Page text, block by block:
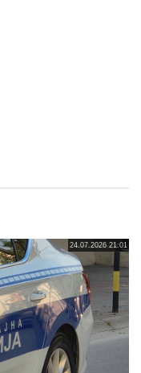
24.07.2026 21:01